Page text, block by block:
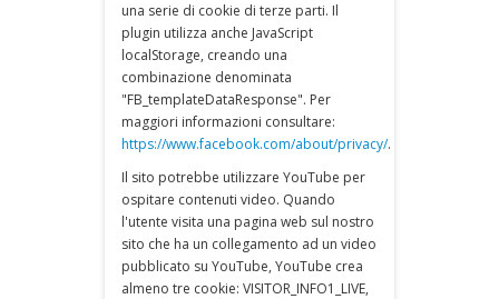
una serie di cookie di terze parti. Il
plugin utilizza anche JavaScript
localStorage, creando una
combinazione denominata
"FB_templateDataResponse". Per
maggiori informazioni consultare:
https://www.facebook.com/about/privacy/.
Il sito potrebbe utilizzare YouTube per
ospitare contenuti video. Quando
l'utente visita una pagina web sul nostro
sito che ha un collegamento ad un video
pubblicato su YouTube, YouTube crea
almeno tre cookie: VISITOR_INFO1_LIVE,